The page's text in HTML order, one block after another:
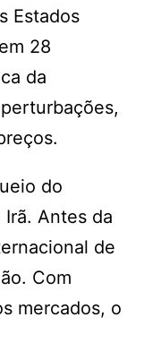
Estados
28
da
do
Antes da
de
Com
mercados, o